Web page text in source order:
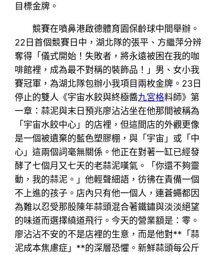
目標金牌。
競賽在噴鼻港啟德體育園保齡球中間舉辦。
22日首個競賽日中，湖北隊的張平、方繼萍分辨
奪得「儀式開始！失敗者，將永遠被困在我的咖
啡館裡，成為最不對稱的裝飾品！」男、女小我
賽冠軍，為湖北隊包辦小我項目兩枚金牌。23日
停止的雙人《宇宙水餃與終極醬九宮格料師》第
一章：蒜泥與末日預兆廖沾沾坐在他那間被稱為
「宇宙水餃中心」的店裡，但這間店的外觀更像
是一個被遺棄的藍色塑膠棚，與「宇宙」或「中
心」這兩個詞毫無關係。他正在對著一缸已經發
酵了七個月又七天的老蒜泥嘆氣。「你還不夠靈
動，我的蒜泥。」他輕聲細語，彷彿在責備一個
不上進的孩子。店內只有他一個人，連蒼蠅都因
為難以忍受那股陳年蒜頭混合著鐵鏽與淡淡絕望
的味道而選擇繞道飛行。今天的營業額是：零。
廖沾沾不安的不是店裡的生意，而是他對**「蒜
泥成本焦慮症」**的深層恐懼。新鮮蒜頭每公斤